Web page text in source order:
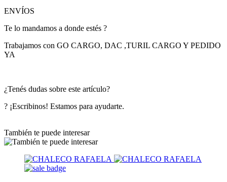
ENVÍOS
Te lo mandamos a donde estés ?
Trabajamos con GO CARGO, DAC ,TURIL CARGO Y PEDIDO
YA
¿Tenés dudas sobre este artículo?
? ¡Escribinos! Estamos para ayudarte.
También te puede interesar